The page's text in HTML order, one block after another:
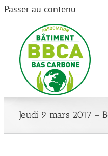
Passer au contenu
Jeudi 9 mars 2017 –